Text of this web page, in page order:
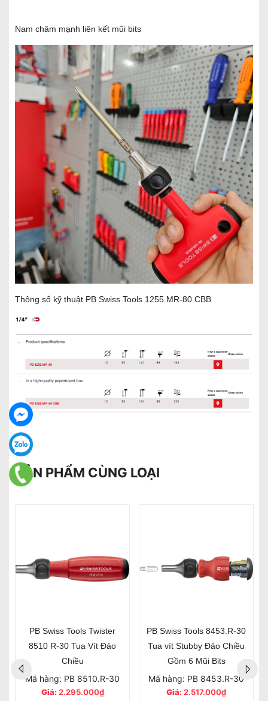
Nam châm mạnh liên kết mũi bits
Thông số kỹ thuật PB Swiss Tools 1255.MR-80 CBB
SẢN PHẨM CÙNG LOẠI
PB Swiss Tools Twister
8510 R-30 Tua Vít Đảo
Chiều
Mã hàng: PB 8510.R-30
Giá:2.295.000₫
PB Swiss Tools 8453.R-30
Tua vít Stubby Đảo Chiều
Gồm 6 Mũi Bits
Mã hàng: PB 8453.R-30
Giá:2.517.000₫